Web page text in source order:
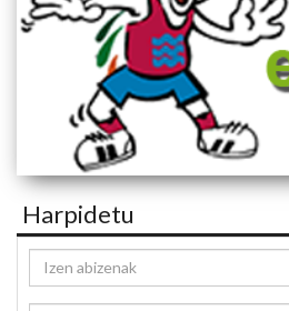
Harpidetu